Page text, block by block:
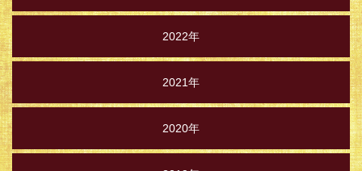
2022年
2021年
2020年